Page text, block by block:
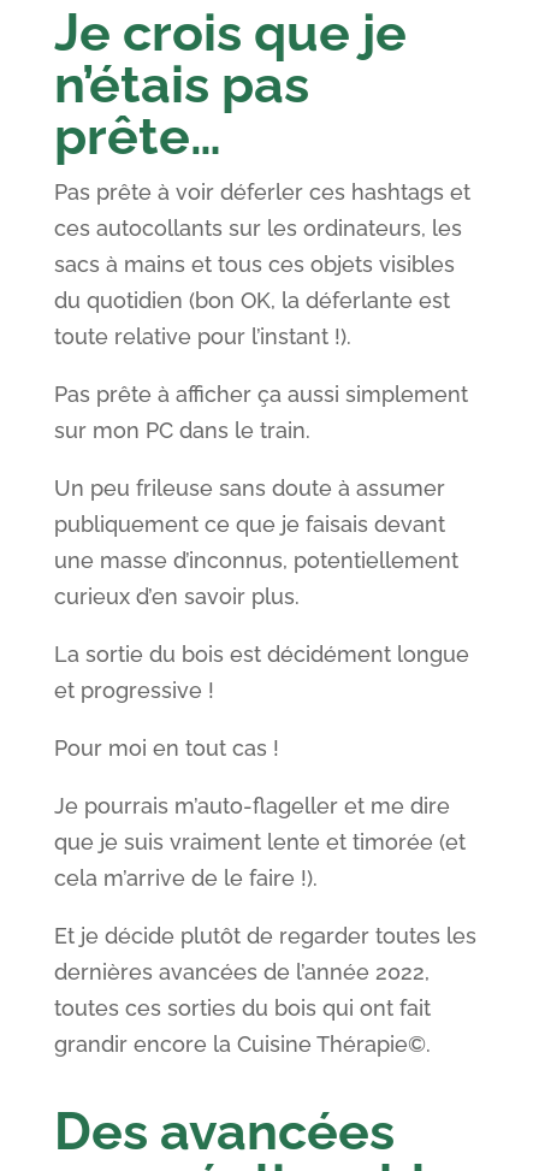
Je crois que je
n’étais pas
prête…
Pas prête à voir déferler ces hashtags et
ces autocollants sur les ordinateurs, les
sacs à mains et tous ces objets visibles
du quotidien (bon OK, la déferlante est
toute relative pour l’instant !).
Pas prête à afficher ça aussi simplement
sur mon PC dans le train.
Un peu frileuse sans doute à assumer
publiquement ce que je faisais devant
une masse d’inconnus, potentiellement
curieux d’en savoir plus.
La sortie du bois est décidément longue
et progressive !
Pour moi en tout cas !
Je pourrais m’auto-flageller et me dire
que je suis vraiment lente et timorée (et
cela m’arrive de le faire !).
Et je décide plutôt de regarder toutes les
dernières avancées de l’année 2022,
toutes ces sorties du bois qui ont fait
grandir encore la Cuisine Thérapie©.
Des avancées